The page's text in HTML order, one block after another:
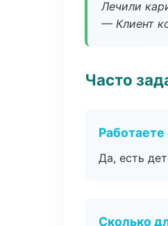
Лечили
— Клиент
Часто
Да, есть
Сколько